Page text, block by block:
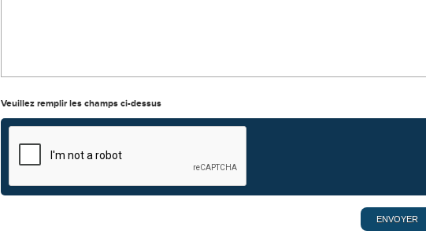
Veuillez remplir les champs ci-dessus